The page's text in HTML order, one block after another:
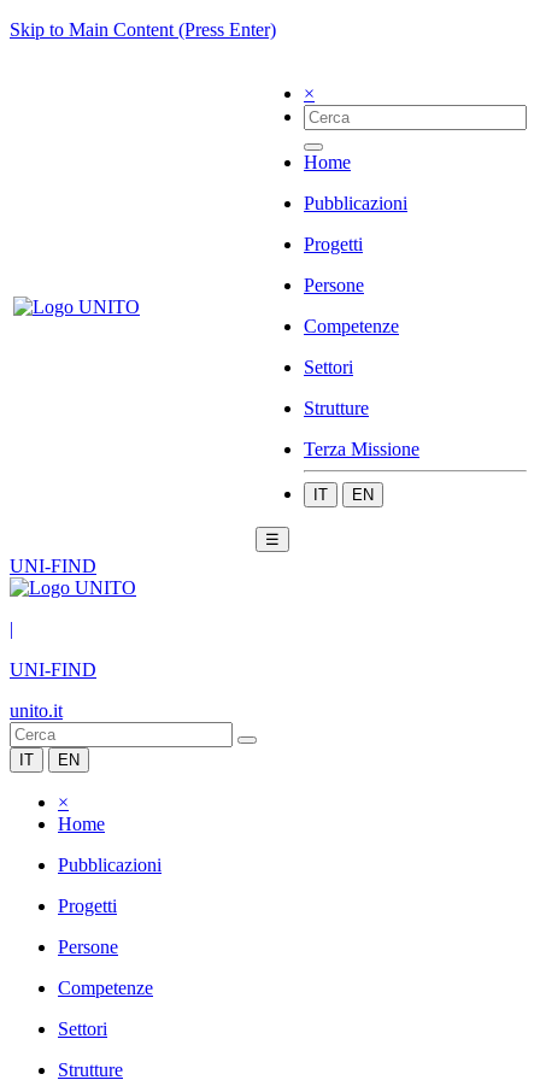
Skip to Main Content (Press Enter)
×
Home
Pubblicazioni
Progetti
Persone
Competenze
Settori
Strutture
Terza Missione
IT EN
☰
UNI-FIND
|
UNI-FIND
unito.it
IT EN
×
Home
Pubblicazioni
Progetti
Persone
Competenze
Settori
Strutture